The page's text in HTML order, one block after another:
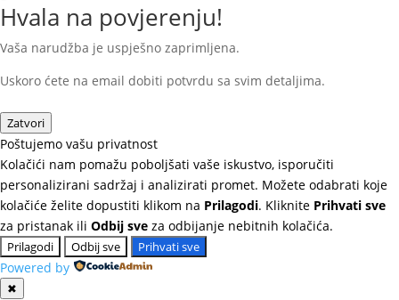
Hvala na povjerenju!
Vaša narudžba je uspješno zaprimljena.
Uskoro ćete na email dobiti potvrdu sa svim detaljima.
Zatvori
Poštujemo vašu privatnost
Kolačići nam pomažu poboljšati vaše iskustvo, isporučiti
personalizirani sadržaj i analizirati promet. Možete odabrati koje
kolačiće želite dopustiti klikom na Prilagodi. Kliknite Prihvati sve
za pristanak ili Odbij sve za odbijanje nebitnih kolačića.
Prilagodi Odbij sve Prihvati sve
Powered by
✖